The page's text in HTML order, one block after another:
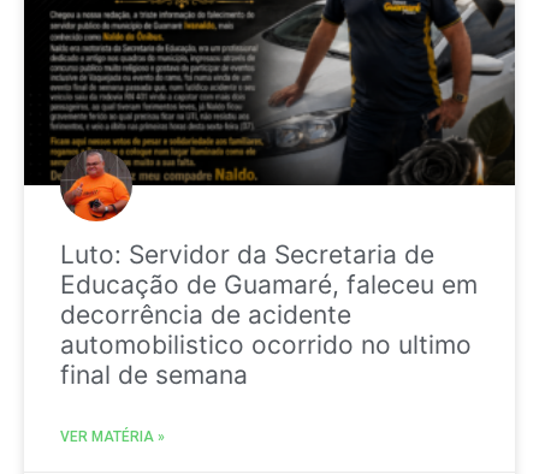
Luto: Servidor da Secretaria de
Educação de Guamaré, faleceu em
decorrência de acidente
automobilistico ocorrido no ultimo
final de semana
VER MATÉRIA »